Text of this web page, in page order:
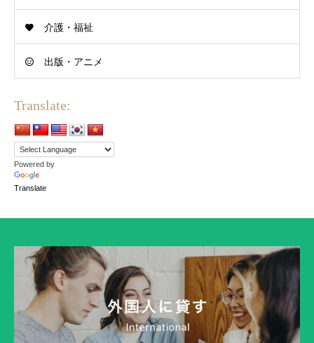
介護・福祉
出版・アニメ
Translate:
Powered by
Translate